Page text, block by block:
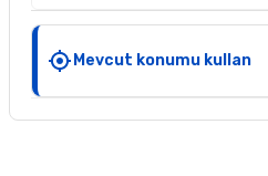
Mevcut konumu kullan